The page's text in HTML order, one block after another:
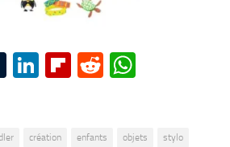
Tumblr
LinkedIn
Flipboard
Reddit
création enfants objets stylo